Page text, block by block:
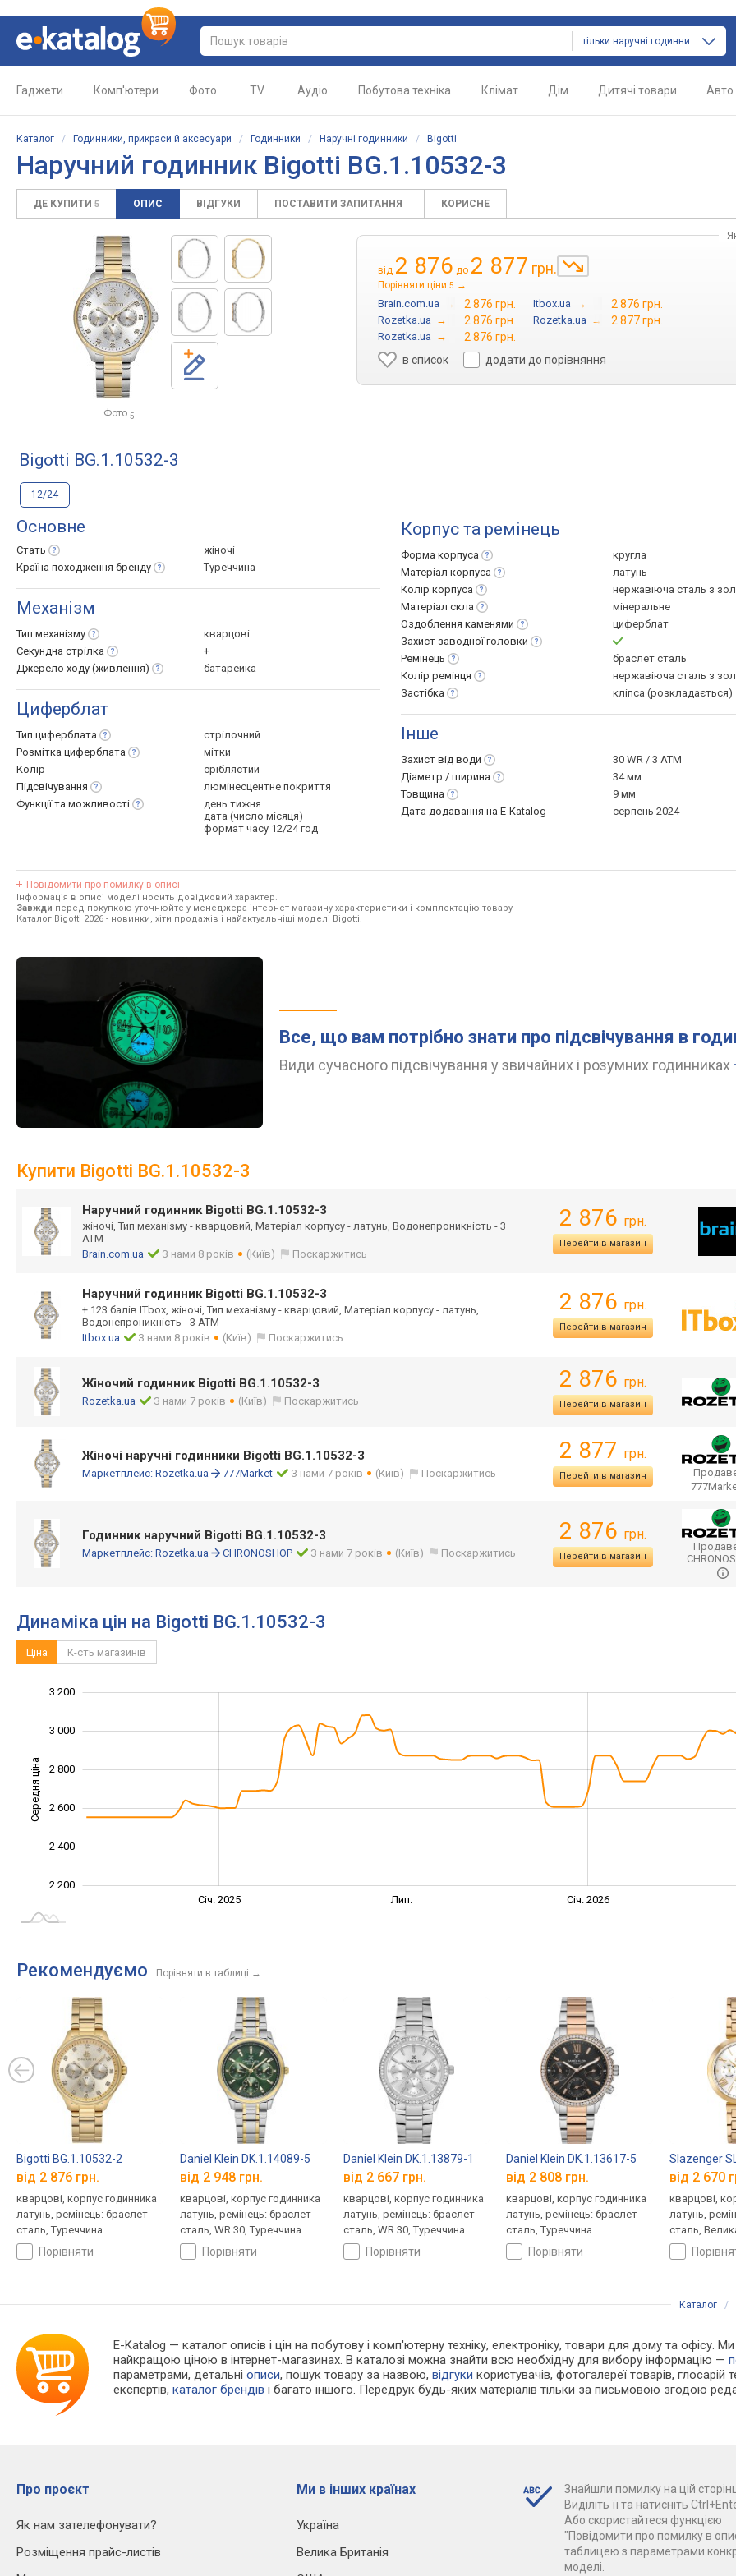
тільки наручні годинники
Гаджети Комп'ютери Фото TV Аудіо Побутова техніка Клімат Дім Дитячі товари Авто
Каталог / Годинники, прикраси й аксесуари / Годинники / Наручні годинники / Bigotti
Наручний годинник Bigotti BG.1.10532-3
ДЕ КУПИТИ 5 ОПИС ВІДГУКИ ПОСТАВИТИ ЗАПИТАННЯ КОРИСНЕ
Фото 5
від 2 876 до 2 877 грн.
Порівняти ціни 5 →
Brain.com.ua → 2 876 грн. Itbox.ua → 2 876 грн.
Rozetka.ua → 2 876 грн. Rozetka.ua → 2 877 грн.
Rozetka.ua →
2 876 грн.
в список
додати до порівняння
Bigotti BG.1.10532-3
12/24
Основне
Стать
жіночі
Країна походження бренду Туреччина
Механізм
Тип механізму
кварцові
Секундна стрілка
+
Джерело ходу (живлення) батарейка
Циферблат
Тип циферблата
стрілочний
Розмітка циферблата
мітки
Колір
сріблястий
Підсвічування
люмінесцентне покриття
Функції та можливості
день тижня
дата (число місяця)
формат часу 12/24 год
Корпус та ремінець
Форма корпуса
кругла
Матеріал корпуса
латунь
Колір корпуса
нержавіюча сталь з
Матеріал скла
мінеральне
Оздоблення каменями
циферблат
Захист заводноїголовки
Ремінець
браслет сталь
Колір ремінця
нержавіюча сталь з
Застібка
кліпса (розкладається)
Інше
Захист від води
30 WR / 3 ATM
Діаметр / ширина
34 мм
Товщина
9 мм
Дата додавання на E-Katalog
серпень 2024
Повідомити про помилку в описі
Інформація в описі моделі носить довідковий характер.
Завжди перед покупкою уточнюйте у менеджера інтернет-магазину характеристики і комплектацію товару
Каталог Bigotti 2026 - новинки, хіти продажів і найактуальніші моделі Bigotti.
Все, що вам потрібно знати про підсвічування в
Види сучасного підсвічування у звичайних і розумних годинниках
Купити Bigotti BG.1.10532-3
Наручний годинник Bigotti BG.1.10532-3
жіночі, Тип механізму - кварцовий, Матеріал корпусу - латунь, Водонепроникність - 3
АТМ
Brain.com.ua
З нами 8 років (Київ) Поскаржитись
2 876 грн.
Перейти в магазин
Наручний годинник Bigotti BG.1.10532-3
+ 123 балів ITbox, жіночі, Тип механізму - кварцовий, Матеріал корпусу - латунь,
Водонепроникність - 3 АТМ
Itbox.ua
З нами 8 років (Київ) Поскаржитись
2 876 грн.
Перейти в магазин
Жіночий годинник Bigotti BG.1.10532-3
Rozetka.ua З нами 7 років (Київ) Поскаржитись
2 876 грн.
Перейти в магазин
Жіночі наручні годинники Bigotti BG.1.10532-3
Маркетплейс: Rozetka.ua 777Market З нами 7 років (Київ) Поскаржитись
2 877 грн.
Перейти в магазин
Годинник наручний Bigotti BG.1.10532-3
Маркетплейс: Rozetka.ua CHRONOSHOP З нами 7 років (Київ) Поскаржитись
2 876 грн.
Перейти в магазин
Динаміка цін на Bigotti BG.1.10532-3
Ціна К-сть магазинів
Середня ціна
2 200
2 400
2 600
2 800
3 000
3 200
Січ. 2025 Лип. Січ. 2026
Рекомендуємо Порівняти в таблиці →
Bigotti BG.1.10532-2
від 2 876 грн.
кварцові, корпус годинника
латунь, ремінець: браслет
сталь, Туреччина
порівняти
Daniel Klein DK.1.14089-5
від 2 948 грн.
кварцові, корпус годинника
латунь, ремінець: браслет
сталь, WR 30, Туреччина
порівняти
Daniel Klein DK.1.13879-1
від 2 667 грн.
кварцові, корпус годинника
латунь, ремінець: браслет
сталь, WR 30, Туреччина
порівняти
Daniel Klein DK.1.13617-5
від 2 808 грн.
кварцові, корпус годинника
латунь, ремінець: браслет
сталь, Туреччина
порівняти
Slazenger
від 2 670
кварцові,
латунь,
сталь,
Каталог /
E-Katalog — каталог описів і цін на побутову і комп'ютерну техніку, електроніку, товари для дому та офісу.
найкращою ціною в інтернет-магазинах. В каталозі можна знайти всю необхідну для вибору інформацію —
параметрами, детальніописи, пошук товару за назвою,відгуки користувачів, фотогалереї товарів, глосарій
експертів,каталог брендів і багато іншого. Передрук будь-яких матеріалів тільки за письмовою згодою
Про проєкт
Як нам зателефонувати?
Розміщення прайс-листів
Ми в інших країнах
Україна
Велика Британія
Знайшли помилку на цій
Виділіть її та натисніть
Або скористайтеся функцією
"Повідомити про помилку в
таблицею з параметрами
моделі.